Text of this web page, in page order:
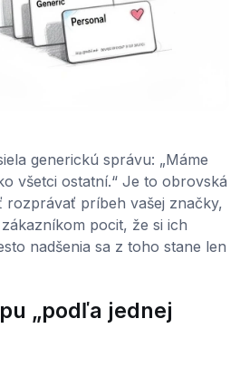
generickú správu: „Máme
všetci ostatní.“ Je to obrovská
rozprávať príbeh vašej značky,
pocit, že si ich
nadšenia sa z toho stane len
„podľa jednej